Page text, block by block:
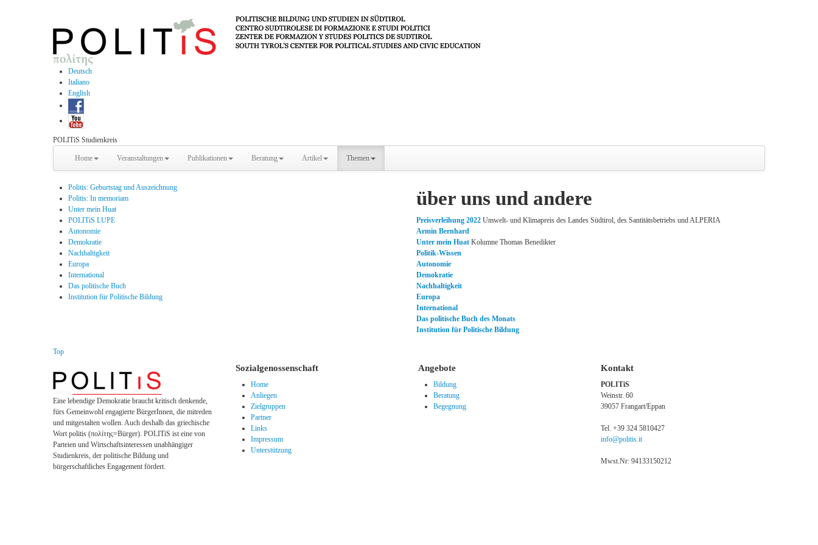
Deutsch
Italiano
English
POLITiS Studienkreis
Home Veranstaltungen Publikationen Beratung Artikel Themen
Politis: Geburtstag und Auszeichnung
Politis: In memoriam
Unter mein Huat
POLITiS LUPE
Autonomie
Demokratie
Nachhaltigkeit
Europa
International
Das politische Buch
Institution für Politische Bildung
über uns und andere
Preisverleihung 2022 Umwelt- und Klimapreis des Landes Südtirol, des Santitätsbetriebs und ALPERIA
Armin Bernhard
Unter mein Huat Kolumne Thomas Benedikter
Politik-Wissen
Autonomie
Demokratie
Nachhaltigkeit
Europa
International
Das politische Buch des Monats
Institution für Politische Bildung
Top
Eine lebendige Demokratie braucht kritisch denkende,
fürs Gemeinwohl engagierte BürgerInnen, die mitreden
und mitgestalten wollen. Auch deshalb das griechische
Wort politis (πολίτης=Bürger). POLITiS ist eine von
Parteien und Wirtschaftsinteressen unabhängiger
Studienkreis, der politische Bildung und
bürgerschaftliches Engagement fördert.
Sozialgenossenschaft
Home
Anliegen
Zielgruppen
Partner
Links
Impressum
Unterstützung
Angebote
Bildung
Beratung
Begegnung
Kontakt
POLITiS
Weinstr. 60
39057 Frangart/Eppan
Tel. +39 324 5810427
info@politis.it
Mwst.Nr: 94133150212